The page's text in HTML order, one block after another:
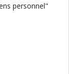
personnel"